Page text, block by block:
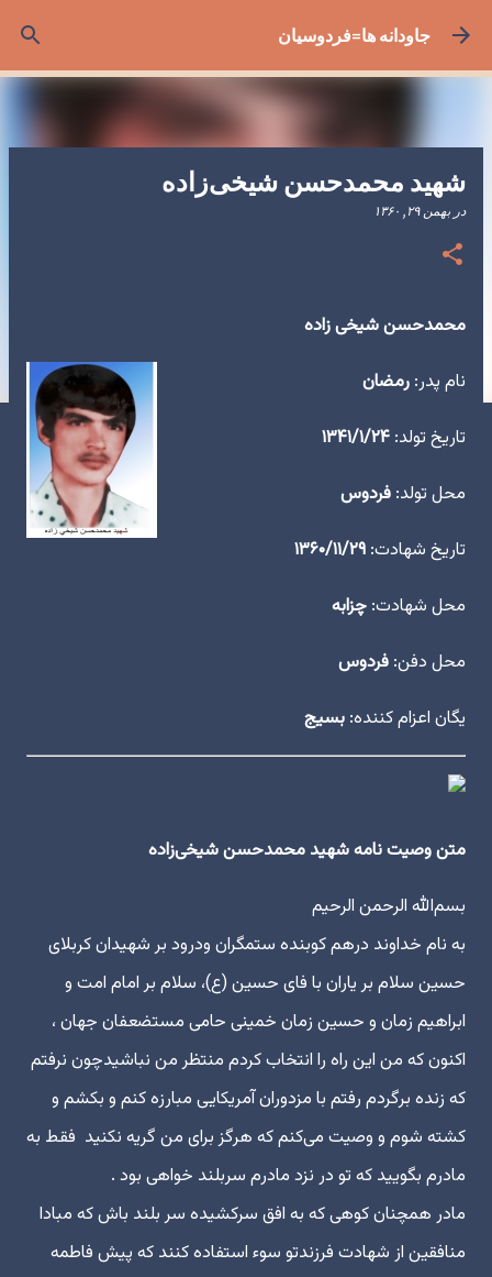
رد شدن به محتوای اصلیجاودانه ها=فردوسیان
شهید محمدحسن شیخی‌زاده
در بهمن ۲۹, ۱۳۶۰
محمدحسن شیخی زاده
نام پدر: رمضان
تاریخ تولد: ۱۳۴۱/۱/۲۴
محل تولد: فردوس
تاریخ شهادت: ۱۳۶۰/۱۱/۲۹
محل شهادت: چزابه
محل دفن: فردوس
یگان اعزام کننده: بسیج
متن وصیت نامه شهید محمدحسن شیخی‌زاده
بسم‌الله الرحمن الرحیم
به نام خداوند درهم کوبنده ستمگران ودرود بر شهیدان کربلای
حسین سلام بر یاران با فای حسین (ع)، سلام بر امام امت و
ابراهیم زمان و حسین زمان خمینی حامی مستضعفان جهان ،
اکنون که من این راه را انتخاب کردم منتظر من نباشیدچون نرفتم
که زنده برگردم رفتم با مزدوران آمریکایی مبارزه کنم و بکشم و
کشته شوم و وصیت می‌کنم که هرگز برای من گریه نکنید فقط به
مادرم بگویید که تو در نزد مادرم سربلند خواهی بود .
مادر همچنان کوهی که به افق سرکشیده سر بلند باش که مبادا
منافقین از شهادت فرزندتو سوء استفاده کنند که پیش فاطمه